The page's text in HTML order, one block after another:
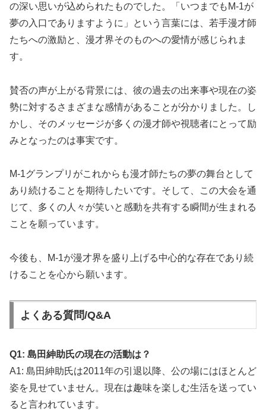
の深い思いが込められたものでした。「いつまでもM-1が
夢の入口でありますように」という言葉には、若手漫才師
たちへの激励と、漫才界そのものへの愛情が感じられま
す。
賛否の声が上がる背景には、彼の過去の出来事や現在の姿
勢に対するさまざまな感情があることが分かりました。し
かし、そのメッセージが多くの漫才師や視聴者にとって励
みとなったのは事実です。
M-1グランプリがこれからも漫才師たちの夢の舞台として
あり続けることを期待したいです。そして、この大会を通
じて、多くの人々が笑いと感動を共有する瞬間が生まれる
ことを願っています。
今後も、M-1が漫才界を盛り上げる中心的な存在であり続
けることを心から願います。
よくある質問/Q&A
Q1: 島田紳助氏の現在の活動は？
A1: 島田紳助氏は2011年の引退以降、公の場にはほとんど
姿を見せていません。現在は趣味を楽しむ生活を送ってい
ると言われています。